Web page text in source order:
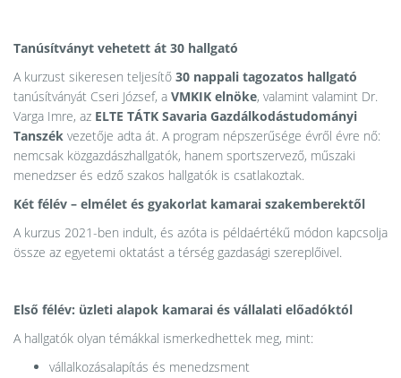
Tanúsítványt vehetett át 30 hallgató
A kurzust sikeresen teljesítő 30 nappali tagozatos hallgató
tanúsítványát Cseri József, a VMKIK elnöke, valamint valamint Dr.
Varga Imre, az ELTE TÁTK Savaria Gazdálkodástudományi
Tanszék vezetője adta át. A program népszerűsége évről évre nő:
nemcsak közgazdászhallgatók, hanem sportszervező, műszaki
menedzser és edző szakos hallgatók is csatlakoztak.
Két félév – elmélet és gyakorlat kamarai szakemberektől
A kurzus 2021-ben indult, és azóta is példaértékű módon kapcsolja
össze az egyetemi oktatást a térség gazdasági szereplőivel.
Első félév: üzleti alapok kamarai és vállalati előadóktól
A hallgatók olyan témákkal ismerkedhettek meg, mint:
vállalkozásalapítás és menedzsment